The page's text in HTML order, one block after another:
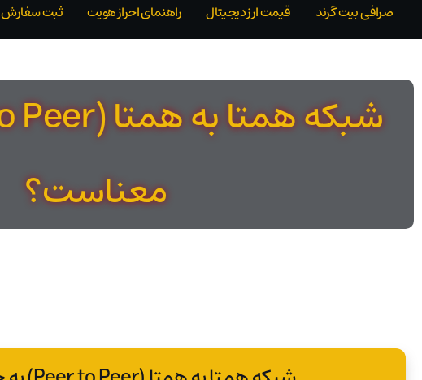
صرافی بیت گرند قیمت ارز دیجیتال راهنمای احراز هویت ثبت سفارش
معناست؟